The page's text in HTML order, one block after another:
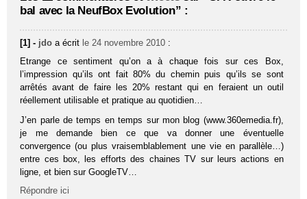
bal avec la NeufBox Evolution” :
[1] - jdo a écrit le 24 novembre 2010 :
Etrange ce sentiment qu’on a à chaque fois sur ces Box,
l’impression qu’ils ont fait 80% du chemin puis qu’ils se sont
arrêtés avant de faire les 20% restant qui en feraient un outil
réellement utilisable et pratique au quotidien…
J’en parle de temps en temps sur mon blog (www.360emedia.fr),
je me demande bien ce que va donner une éventuelle
convergence (ou plus vraisemblablement une vie en parallèle…)
entre ces box, les efforts des chaines TV sur leurs actions en
ligne, et bien sur GoogleTV…
Répondre ici